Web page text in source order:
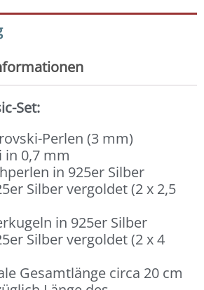
Set:
Perlen (3 mm)
in 0,7 mm
in 925er Silber
Silber vergoldet (2 x 2,5
in 925er Silber
Silber vergoldet (2 x 4
Gesamtlänge circa 20 cm